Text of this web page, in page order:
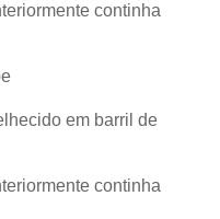
continha
em barril de
continha